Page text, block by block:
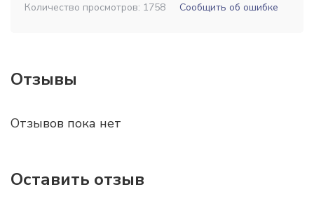
Количество просмотров: 1758
Сообщить об ошибке
Отзывы
Отзывов пока нет
Оставить отзыв